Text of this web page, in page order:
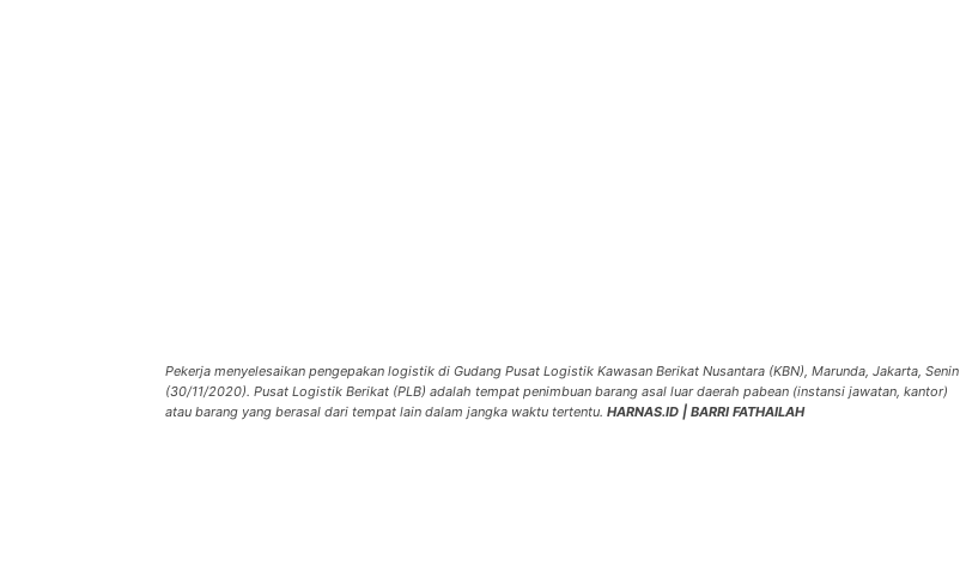
Pekerja menyelesaikan pengepakan logistik di Gudang Pusat Logistik Kawasan Berikat Nusantara (KBN), Marunda, Jakarta, Senin
(30/11/2020). Pusat Logistik Berikat (PLB) adalah tempat penimbuan barang asal luar daerah pabean (instansi jawatan, kantor)
atau barang yang berasal dari tempat lain dalam jangka waktu tertentu. HARNAS.ID | BARRI FATHAILAH